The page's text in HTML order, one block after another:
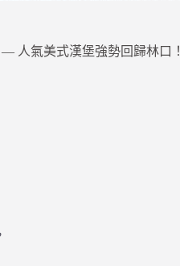
人氣美式漢堡強勢回歸林口！